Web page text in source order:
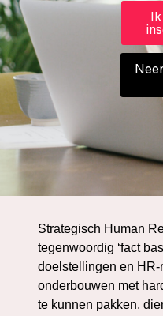
Strategisch Human
tegenwoordig ‘fact
doelstellingen en
onderbouwen met
te kunnen pakken,